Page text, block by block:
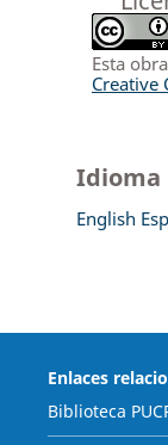
Esta
Creative
Idioma
English
Enlaces
Biblioteca